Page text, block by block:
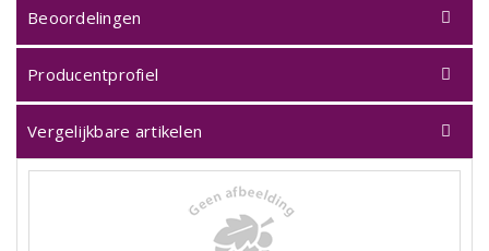
Beoordelingen
Producentprofiel
Vergelijkbare artikelen